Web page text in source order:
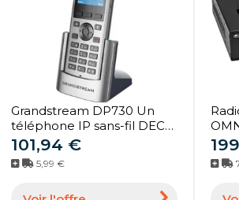
Grandstream DP730 Un
téléphone IP sans-fil DECT
permettant aux utilisateurs
de mobiliser leur réseau
VoIP.
101,94 €
5,99 €
MP3